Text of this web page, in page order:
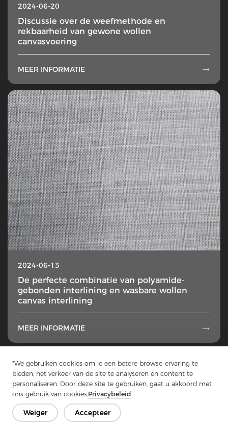
"We gebruiken cookies om je een betere browse-ervaring te
bieden, het verkeer van de site te analyseren en content te
personaliseren. Door deze site te gebruiken, gaat u akkoord met
ons gebruik van cookies.Privacybeleid
Weiger Accepteer
2024-06-20
Discussie over de weefmethode en
rekbaarheid van gewone wollen
canvasvoering
MEER INFORMATIE 
2024-06-13
De perfecte combinatie van polyamide-
gebonden interlining en wasbare wollen
canvas interlining
MEER INFORMATIE 
1 ... 15 16 17 18 19 ... 49
Neem contact op